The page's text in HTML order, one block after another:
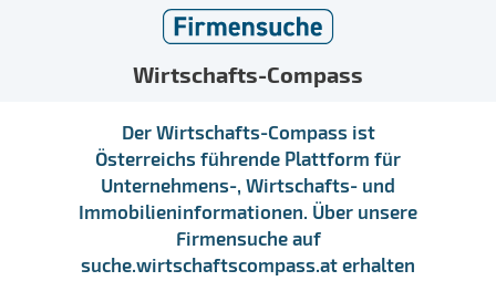
Wirtschafts-Compass
Der Wirtschafts-Compass ist
Österreichs führende Plattform für
Unternehmens-, Wirtschafts- und
Immobilieninformationen. Über unsere
Firmensuche auf
suche.wirtschaftscompass.at erhalten